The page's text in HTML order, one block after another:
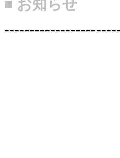
■ お知らせ